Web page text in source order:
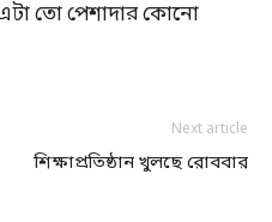
তো পেশাদার কোনো
Next article
শিক্ষাপ্রতিষ্ঠান খুলছে রোববার